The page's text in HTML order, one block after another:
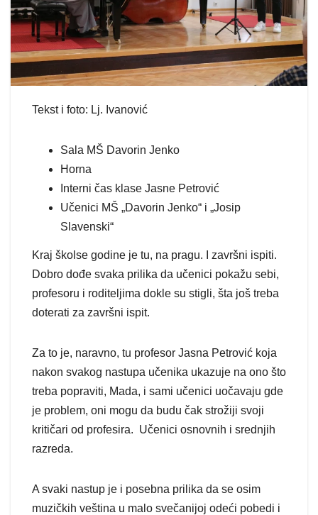
Tekst i foto: Lj. Ivanović
Sala MŠ Davorin Jenko
Horna
Interni čas klase Jasne Petrović
Učenici MŠ „Davorin Jenko“ i „Josip
Slavenski“
Kraj školse godine je tu, na pragu. I završni ispiti.
Dobro dođe svaka prilika da učenici pokažu sebi,
profesoru i roditeljima dokle su stigli, šta još treba
doterati za završni ispit.
Za to je, naravno, tu profesor Jasna Petrović koja
nakon svakog nastupa učenika ukazuje na ono što
treba popraviti, Mada, i sami učenici uočavaju gde
je problem, oni mogu da budu čak strožiji svoji
kritičari od profesira. Učenici osnovnih i srednjih
razreda.
A svaki nastup je i posebna prilika da se osim
muzičkih veština u malo svečanijoj odeći pobedi i